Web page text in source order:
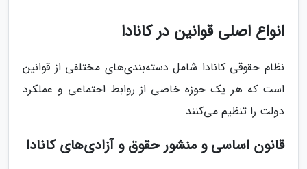
انواع اصلی قوانین در کانادا
نظام حقوقی کانادا شامل دسته‌بندی‌های مختلفی از قوانین
است که هر یک حوزه خاصی از روابط اجتماعی و عملکرد
دولت را تنظیم می‌کنند.
قانون اساسی و منشور حقوق و آزادی‌های کانادا